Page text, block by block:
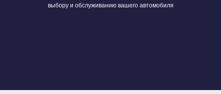
выбору и обслуживанию вашего автомобиля